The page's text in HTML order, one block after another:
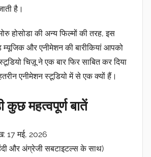
है।
होसोडाकी अन्य फिल्मों की तरह, इस
म्यूजिक और एनीमेशन की बारीकियां आपको
चिज़ूने एक बार फिर साबित कर दिया
एनीमेशन स्टूडियोमें से एक क्यों हैं।
कुछ महत्वपूर्ण बातें
17 मई, 2026
और अंग्रेजी सबटाइटल्स के साथ)